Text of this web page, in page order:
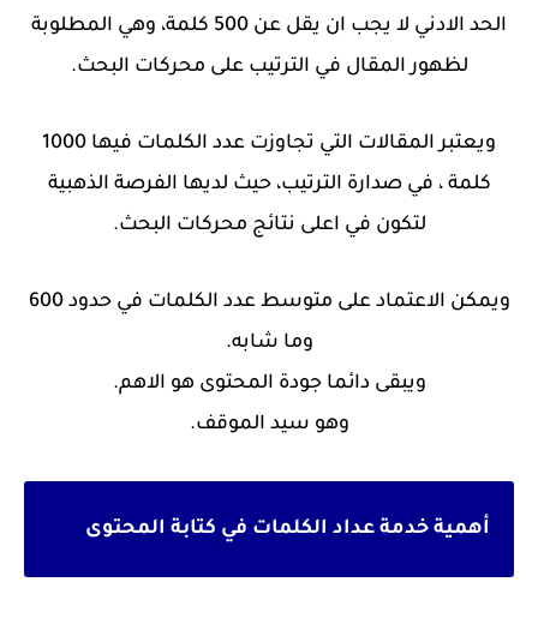
الحد الادني لا يجب ان يقل عن 500 كلمة،
وهي المطلوبة
لظهور المقال في الترتيب على محركات البحث.
ويعتبر المقالات التي تجاوزت عدد الكلمات فيها 1000
كلمة ، في صدارة الترتيب، حيث لديها الفرصة الذهبية
لتكون في اعلى نتائج محركات البحث.
ويمكن الاعتماد على متوسط عدد الكلمات في حدود 600
وما شابه.
ويبقى دائما جودة المحتوى هو الاهم.
وهو سيد الموقف.
أهمية خدمة عداد الكلمات في كتابة المحتوى